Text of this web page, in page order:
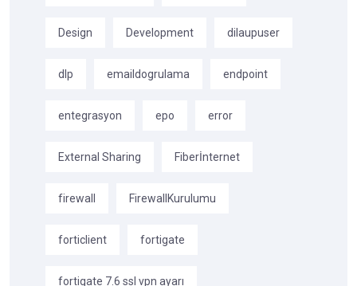
Design Development dilaupuser
dlp emaildogrulama endpoint
entegrasyon epo error
External Sharing Fiberİnternet
firewall FirewallKurulumu
forticlient fortigate
fortigate 7.6 ssl vpn ayarı